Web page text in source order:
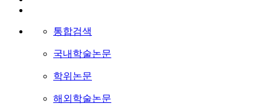
통합검색
국내학술논문
학위논문
해외학술논문